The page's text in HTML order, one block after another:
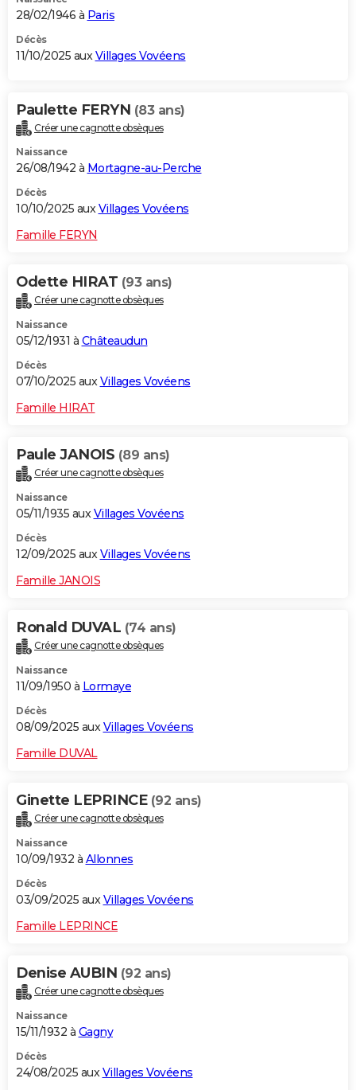
28/02/1946 à Paris
Décès
11/10/2025 aux Villages Vovéens
Paulette FERYN (83 ans)
Créer une cagnotte obsèques
Naissance
26/08/1942 à Mortagne-au-Perche
Décès
10/10/2025 auxVillages Vovéens
Famille FERYN
Odette HIRAT (93 ans)
Créer une cagnotte obsèques
Naissance
05/12/1931 à Châteaudun
Décès
07/10/2025 auxVillages Vovéens
Famille HIRAT
Paule JANOIS (89 ans)
Créer une cagnotte obsèques
Naissance
05/11/1935 auxVillages Vovéens
Décès
12/09/2025 auxVillages Vovéens
Famille JANOIS
Ronald DUVAL (74 ans)
Créer une cagnotte obsèques
Naissance
11/09/1950 à Lormaye
Décès
08/09/2025 auxVillages Vovéens
Famille DUVAL
Ginette LEPRINCE (92 ans)
Créer une cagnotte obsèques
Naissance
10/09/1932 à Allonnes
Décès
03/09/2025 auxVillages Vovéens
Famille LEPRINCE
Denise AUBIN (92 ans)
Créer une cagnotte obsèques
Naissance
15/11/1932 à Gagny
Décès
24/08/2025 auxVillages Vovéens